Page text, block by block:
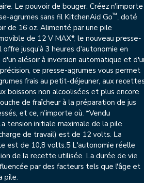
Le pouvoir de bouger. Créez n'importe
agrumes sans fil KitchenAid Go™, doté
de 16 oz. Alimenté par une pile
de 12 V MAX*, le nouveau presse-
offre jusqu'à 3 heures d'autonomie en
alésoir à inversion automatique et
ce presse-agrumes vous permet
frais au petit-déjeuner, aux
boissons non alcoolisées et plus encore.
de fraîcheur à la préparation de jus
et ce, n'importe où. *Vendu
tension initiale maximale de la pile
de travail) est de 12 volts. La
est de 10,8 volts.5 L'autonomie réelle
de la recette utilisée. La durée de vie
par des facteurs tels que l'âge et
pile.